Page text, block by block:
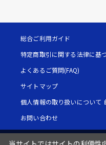
総合ご利用ガイド
特定商取引に関する法律に基
よくあるご質問(FAQ)
サイトマップ
個人情報の取り扱いについて
お問い合わせ